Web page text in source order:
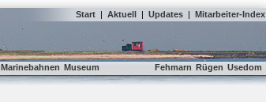
Start | Aktuell | Updates | Mitarbeiter-Index
Marinebahnen Museum Fehmarn Rügen Usedom